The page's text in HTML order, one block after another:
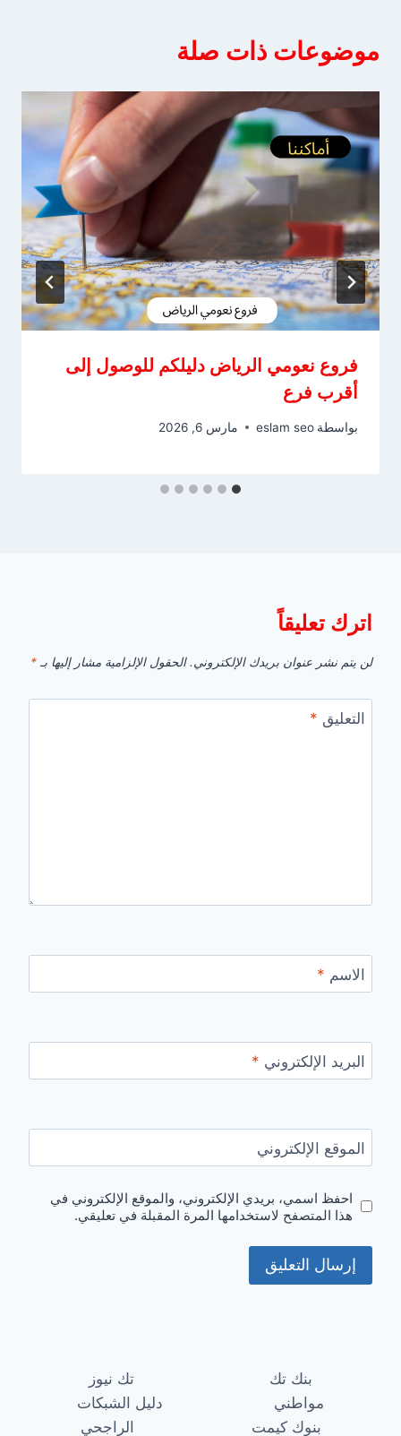
موضوعات ذات صلة
فروع نعومي الرياض دليلكم للوصول إلى
أقرب فرع
بواسطة eslam seo مارس 6, 2026
اترك تعليقاً
لن يتم نشر عنوان بريدك الإلكتروني. الحقول الإلزامية مشار إليها بـ *
التعليق *
الاسم *
البريد الإلكتروني *
الموقع الإلكتروني
احفظ اسمي، بريدي الإلكتروني، والموقع الإلكتروني في
هذا المتصفح لاستخدامها المرة المقبلة في تعليقي.
بنك تك
تك نيوز
مواطني
دليل الشبكات
بنوك كيمت
الراجحي